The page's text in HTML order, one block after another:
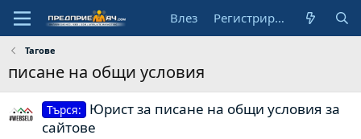
Влез Регистрирай се
Тагове
писане на общи условия
Търся:
Юрист за писане на общи условия за
сайтове